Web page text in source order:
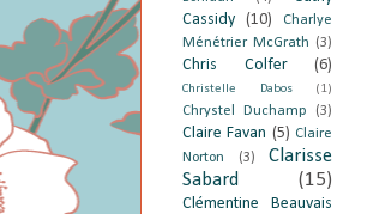
Cassidy (10)
Charlye
Ménétrier McGrath (3)
Chris Colfer (6)
Christelle Dabos (1)
Chrystel Duchamp (3)
Claire Favan (5) Claire
Norton
(3)
Clarisse
Sabard
(15)
Clémentine Beauvais